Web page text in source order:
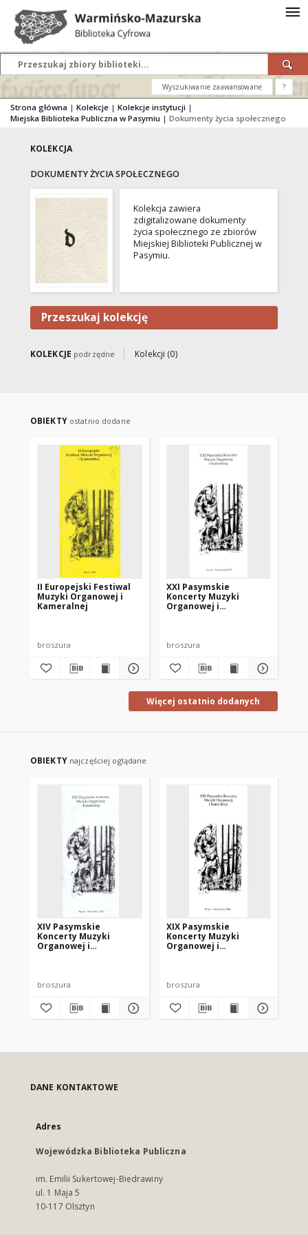
Wyszukiwanie zaawansowane ?
Strona główna | Kolekcje | Kolekcje instytucji |
Miejska Biblioteka Publiczna w Pasymiu | Dokumenty życia społecznego
KOLEKCJA
DOKUMENTY ŻYCIA SPOŁECZNEGO
Kolekcja zawiera
zdigitalizowane dokumenty
życia społecznego ze zbiorów
Miejskiej Biblioteki Publicznej w
Pasymiu.
Przeszukaj kolekcję
KOLEKCJE podrzędne Kolekcji (0)
OBIEKTY ostatnio dodane
II Europejski Festiwal
Muzyki Organowej i
Kameralnej
broszura
XXI Pasymskie
Koncerty Muzyki
Organowej i
broszura
Więcej ostatnio dodanych
OBIEKTY najczęściej oglądane
XIV Pasymskie
Koncerty Muzyki
Organowej i
broszura
XIX Pasymskie
Koncerty Muzyki
Organowej i
broszura
DANE KONTAKTOWE
Adres
Wojewódzka Biblioteka Publiczna
im. Emilii Sukertowej-Biedrawiny
ul. 1 Maja 5
10-117 Olsztyn